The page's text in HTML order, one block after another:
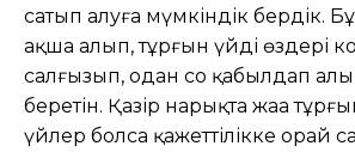
сатып алуға мүмкіндік бердік.
ақша алып, тұрғын үйді өздері
салғызып, одан соң қабылдап
беретін. Қазір нарықта жаңа
үйлер болса қажеттілікке орай